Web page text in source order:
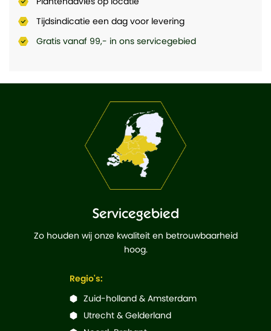
Tijdsindicatie een dag voor levering
Gratis vanaf 99,- in ons servicegebied
Servicegebied
Zo houden wij onze kwaliteit en betrouwbaarheid
hoog.
Regio's:
Zuid-holland & Amsterdam
Utrecht & Gelderland